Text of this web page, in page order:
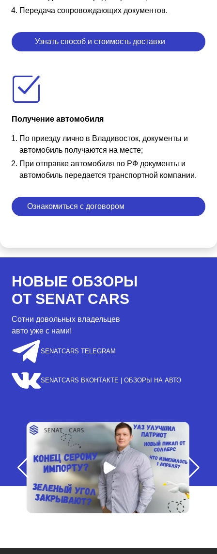
Передача сопровождающих документов.
Узнать способ и стоимость доставки
Получение автомобиля
По приезду лично в Владивосток, документы и
автомобиль получаются на месте;
При отправке автомобиля по РФ документы и
автомобиль передается транспортной компании.
Ознакомиться с договором
НОВЫЕ ОБЗОРЫ
ОТ SENAT CARS
Сотни довольных владельцев
авто уже с нами!
SENATCARS TELEGRAM
SENATCARS ВКОНТАКТЕ | ОБЗОРЫ НА АВТО